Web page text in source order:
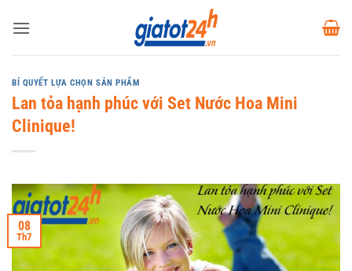
qua
BÍ QUYẾT LỰA CHỌN SẢN PHẨM
Lan tỏa hạnh phúc với Set Nước Hoa Mini
Clinique!
08
Th7